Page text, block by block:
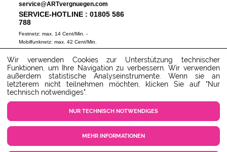
service@ARTvergnuegen.com
SERVICE-HOTLINE : 01805 586
788
Festnetz: max. 14 Cent/Min. -
Mobilfunknetz: max. 42 Cent/Min.
(Mo-Do 9-18 Uhr, Fr 9-16 Uhr)
ZUM SERVICECENTER
Wir verwenden Cookies zur Unterstützung technischer
Funktionen, um Ihre Navigation zu verbessern. Wir verwenden
außerdem statistische Analyseinstrumente. Wenn sie an
letzterem nicht teilnehmen möchten, klicken Sie auf "Nur
technisch notwendiges".
NUR TECHNISCH NOTWENDIGES
MEHR INFORMATIONEN